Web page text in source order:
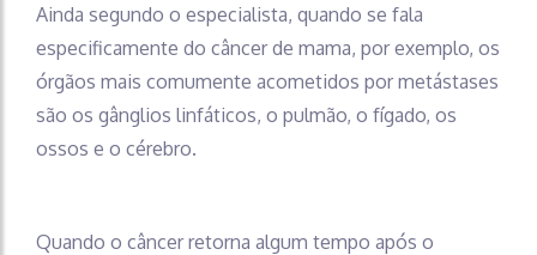
Ainda segundo o especialista, quando se fala
especificamente do câncer de mama, por exemplo, os
órgãos mais comumente acometidos por metástases
são os gânglios linfáticos, o pulmão, o fígado, os
ossos e o cérebro.
Quando o câncer retorna algum tempo após o